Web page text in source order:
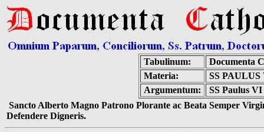
Tabulinum:
Documenta
Materia:
SS
Argumentum:
SS Paulus
Sancto Alberto Magno Patrono Plorante ac Beata Semper
Defendere Digneris.